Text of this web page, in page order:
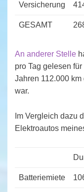
Versicherung
GESAMT
An anderer Stelle
pro Tag gelesen
Jahren 112.000
war.
Im Vergleich dazu
Elektroautos
Batteriemiete